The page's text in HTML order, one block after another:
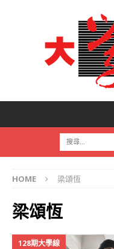
HOME 梁頌恆
梁頌恆
128期大學線